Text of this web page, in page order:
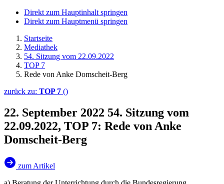
Direkt zum Hauptinhalt springen
Direkt zum Hauptmenü springen
Startseite
Mediathek
54. Sitzung vom 22.09.2022
TOP 7
Rede von Anke Domscheit-Berg
zurück zu: TOP 7 ()
22. September 2022 54. Sitzung vom
22.09.2022, TOP 7: Rede von Anke
Domscheit-Berg
zum Artikel